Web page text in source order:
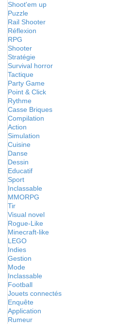
Shoot'em up
Puzzle
Rail Shooter
Réflexion
RPG
Shooter
Stratégie
Survival horror
Tactique
Party Game
Point & Click
Rythme
Casse Briques
Compilation
Action
Simulation
Cuisine
Danse
Dessin
Educatif
Sport
Inclassable
MMORPG
Tir
Visual novel
Rogue-Like
Minecraft-like
LEGO
Indies
Gestion
Mode
Inclassable
Football
Jouets connectés
Enquête
Application
Rumeur